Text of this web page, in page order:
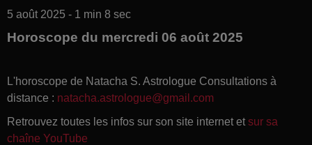
5 août 2025 - 1 min 8 sec
Horoscope du mercredi 06 août 2025
L'horoscope de Natacha S. Astrologue Consultations à
distance : natacha.astrologue@gmail.com
Retrouvez toutes les infos sur son site internet et sur sa
chaîne YouTube